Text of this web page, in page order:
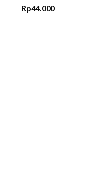
Rp44.000